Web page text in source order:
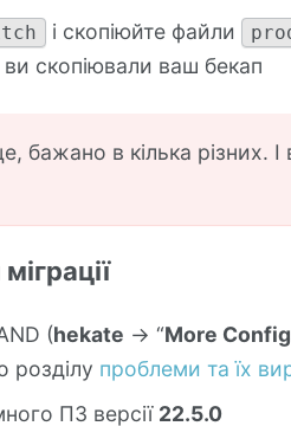
і скопіюйте файли
скопіювали ваш бекап
бажано в кілька різних.
(hekate -> “More
розділу проблеми та їх
ПЗ версії 22.5.0